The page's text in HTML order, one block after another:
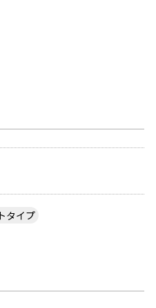
タイプ